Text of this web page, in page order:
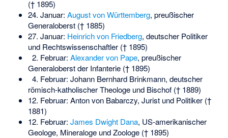
(† 1895)
24. Januar: August von Württemberg, preußischer
Generaloberst († 1885)
27. Januar: Heinrich von Friedberg, deutscher Politiker
und Rechtswissenschaftler († 1895)
2. Februar: Alexander von Pape, preußischer
Generaloberst der Infanterie († 1895)
4. Februar: Johann Bernhard Brinkmann, deutscher
römisch-katholischer Theologe und Bischof († 1889)
12. Februar: Anton von Babarczy, Jurist und Politiker (†
1881)
12. Februar: James Dwight Dana, US-amerikanischer
Geologe, Mineraloge und Zoologe († 1895)